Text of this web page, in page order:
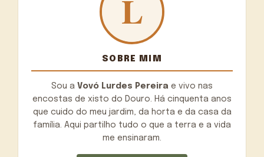
SOBRE MIM
Sou a Vovó Lurdes Pereira e vivo nas
encostas de xisto do Douro. Há cinquenta anos
que cuido do meu jardim, da horta e da casa da
família. Aqui partilho tudo o que a terra e a vida
me ensinaram.